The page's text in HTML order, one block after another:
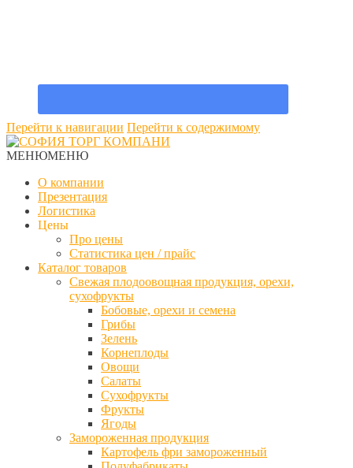
Перейти к навигации Перейти к содержимому
МЕНЮМЕНЮ
О компании
Презентация
Логистика
Цены
Про цены
Статистика цен / прайс
Каталог товаров
Свежая плодоовощная продукция, орехи,
сухофрукты
Бобовые, орехи и семена
Грибы
Зелень
Корнеплоды
Овощи
Салаты
Сухофрукты
Фрукты
Ягоды
Замороженная продукция
Картофель фри замороженный